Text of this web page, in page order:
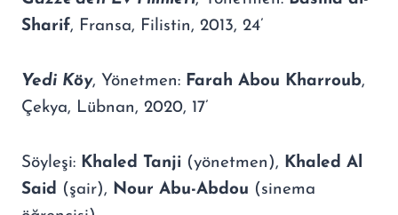
Sharif, Fransa, Filistin, 2013, 24’
Yedi Köy, Yönetmen: Farah Abou Kharroub,
Çekya, Lübnan, 2020, 17’
Söyleşi: Khaled Tanji (yönetmen), Khaled Al
Said (şair), Nour Abu-Abdou (sinema